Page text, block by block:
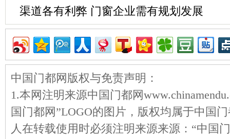
渠道各有利弊 门窗企业需有规划发展
中国门都网版权与免责声明：
1.本网注明来源中国门都网
国门都网”LOGO的图片，版权均属于中国
人在转载使用时必须注明来源来源：“中国